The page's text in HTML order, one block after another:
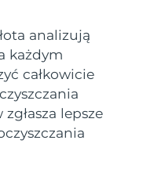
analizują
każdym
całkowicie
lepsze
czas dostawy
9/8/26
czas dostawy
9/8/26